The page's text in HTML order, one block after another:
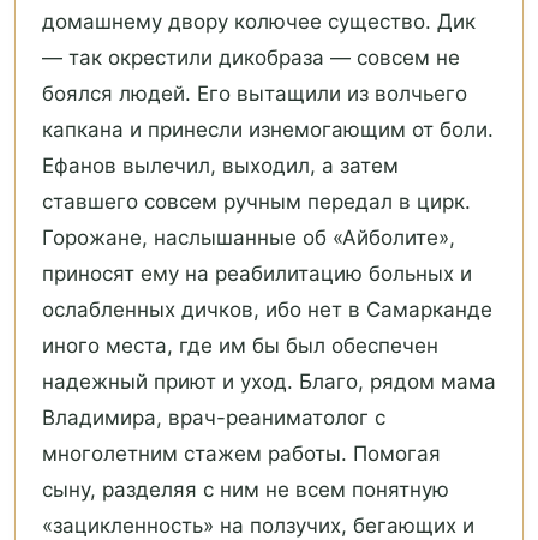
домашнему двору колючее существо. Дик
— так окрестили дикобраза — совсем не
боялся людей. Его вытащили из волчьего
капкана и принесли изнемогающим от боли.
Ефанов вылечил, выходил, а затем
ставшего совсем ручным передал в цирк.
Горожане, наслышанные об «Айболите»,
приносят ему на реабилитацию больных и
ослабленных дичков, ибо нет в Самарканде
иного места, где им бы был обеспечен
надежный приют и уход. Благо, рядом мама
Владимира, врач-реаниматолог с
многолетним стажем работы. Помогая
сыну, разделяя с ним не всем понятную
«зацикленность» на ползучих, бегающих и